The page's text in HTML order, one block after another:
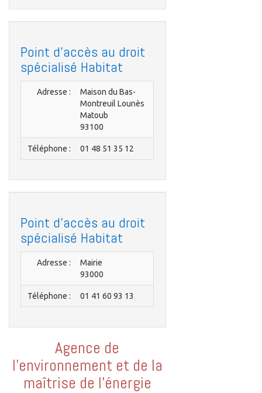
Point d'accès au droit
spécialisé Habitat
Adresse :
Maison du Bas-
Montreuil Lounès
Matoub
93100
Téléphone : 01 48 51 35 12
Point d'accès au droit
spécialisé Habitat
Adresse :
Mairie
93000
Téléphone : 01 41 60 93 13
Agence de
l'environnement et de la
maîtrise de l'énergie